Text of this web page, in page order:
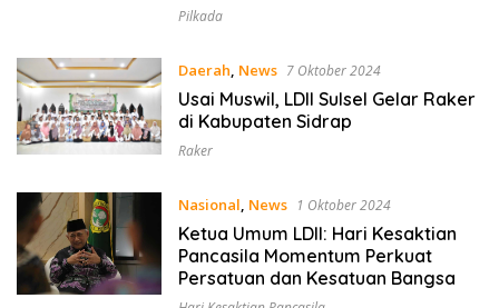
Pilkada
Daerah, News 7 Oktober 2024
Usai Muswil, LDII Sulsel Gelar Raker
di Kabupaten Sidrap
Raker
Nasional, News 1 Oktober 2024
Ketua Umum LDII: Hari Kesaktian
Pancasila Momentum Perkuat
Persatuan dan Kesatuan Bangsa